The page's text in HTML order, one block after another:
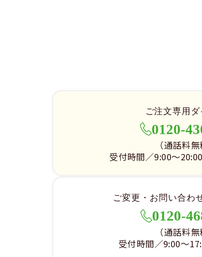
ご注文専用
0120-
（通話料無
受付時間／9:00～20:00
ご変更・お問い合わ
0120-
（通話料無
受付時間／9:00～